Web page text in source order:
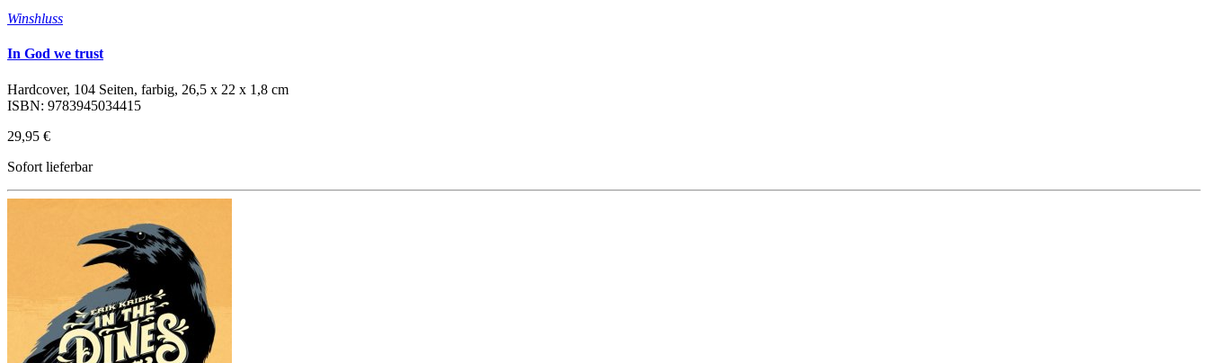
Winshluss
In God we trust
Hardcover, 104 Seiten, farbig, 26,5 x 22 x 1,8 cm
ISBN: 9783945034415
29,95 €
Sofort lieferbar